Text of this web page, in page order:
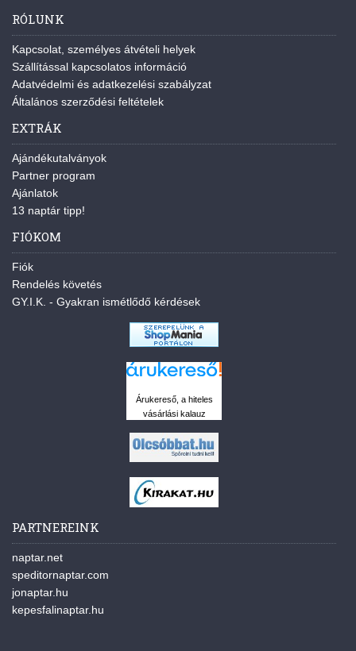
RÓLUNK
Kapcsolat, személyes átvételi helyek
Szállítással kapcsolatos információ
Adatvédelmi és adatkezelési szabályzat
Általános szerződési feltételek
EXTRÁK
Ajándékutalványok
Partner program
Ajánlatok
13 naptár tipp!
FIÓKOM
Fiók
Rendelés követés
GY.I.K. - Gyakran ismétlődő kérdések
Árukereső, a hiteles
vásárlási kalauz
PARTNEREINK
naptar.net
speditornaptar.com
jonaptar.hu
kepesfalinaptar.hu